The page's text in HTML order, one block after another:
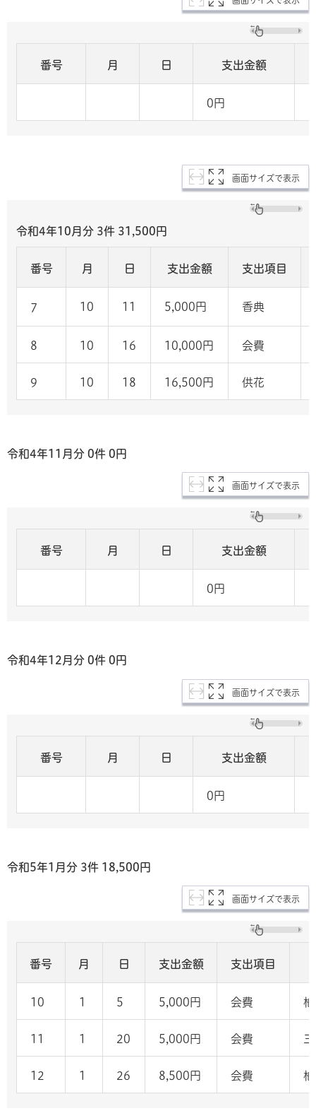
番号 月 日 支出金額
0円
画面サイズで表示
令和4年10月分 3件 31,500 円
番号 月 日 支出金額 支出項目
7 10 11 5,000円 香典
8 10 16 10,000円 会費
9 10 18 16,500円 供花
令和4年11 月分 0件 0円
画面サイズで表示
番号 月 日 支出金額
0円
令和4年12月分 0件 0 円
画面サイズで表示
番号 月 日 支出金額
0円
令和5年1 月分 3件 18,500 円
画面サイズで表示
番号 月 日 支出金額 支出項目
10 1 5 5,000円 会費
11 1 20 5,000円 会費
12 1 26 8,500円 会費